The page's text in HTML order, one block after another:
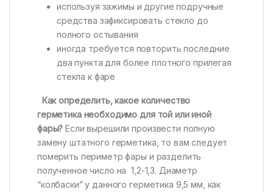
используя зажимы и другие подручные
средства зафиксировать стекло до
полного остывания
иногда требуется повторить последние
два пункта для более плотного прилегая
стекла к фаре
Как определить, какое количество
герметика необходимо для той или иной
фары? Если вырешили произвести полную
замену штатного герметика, то вам следует
померить периметр фары и разделить
полученное число на 1,2-1,3. Диаметр
“колбаски” у данного герметика 9,5 мм, как